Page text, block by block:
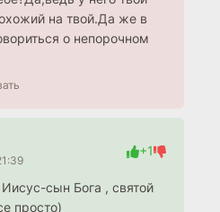
на твой.Да же в
о непорочном
+1
сын Бога , святой
просто)